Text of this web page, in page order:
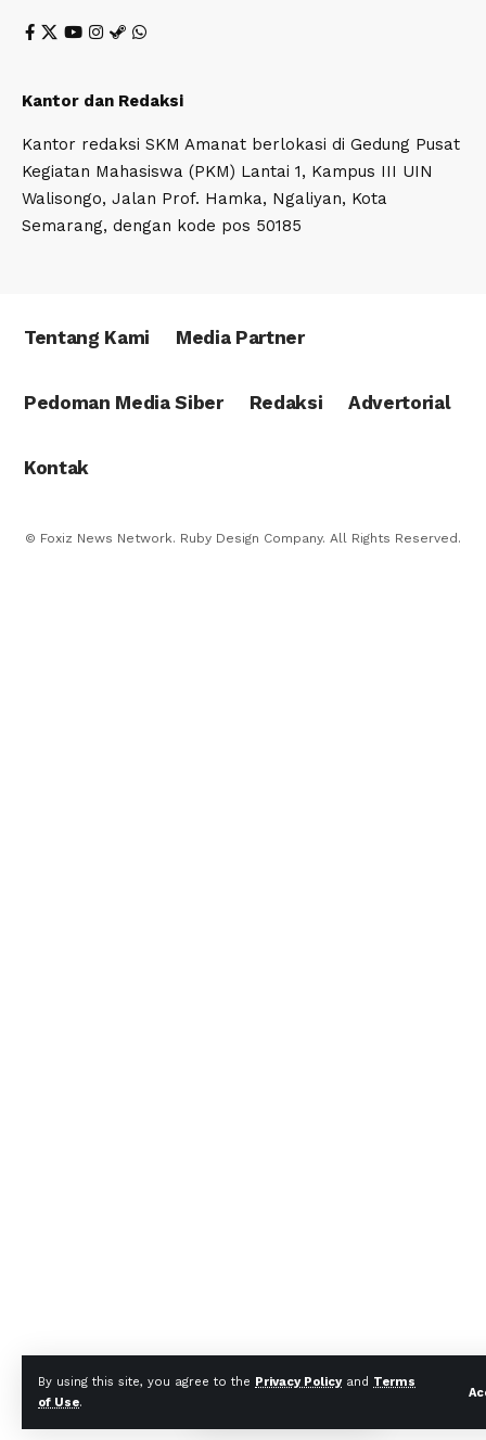
By using this site, you agree to the Privacy Policyand Terms
of Use.
Kantor dan Redaksi
Kantor redaksi SKM Amanat berlokasi di Gedung Pusat
Kegiatan Mahasiswa (PKM) Lantai 1, Kampus III UIN
Walisongo, Jalan Prof. Hamka, Ngaliyan, Kota
Semarang, dengan kode pos 50185
Tentang Kami Media Partner
Pedoman Media Siber Redaksi Advertorial
Kontak
© Foxiz News Network. Ruby Design Company. All Rights Reserved.